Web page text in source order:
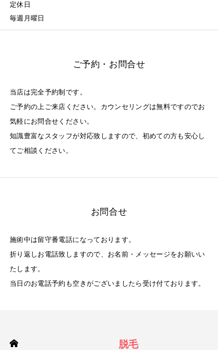
定休日
毎週月曜日
ご予約・お問合せ
当店は完全予約制です。
ご予約の上ご来店ください。カウンセリングは無料ですのでお
気軽にお問合せください。
知識豊富なスタッフが対応致しますので、初めての方も安心し
てご相談ください。
お問合せ
施術中は留守番電話になっております。
折り返しお電話致しますので、お名前・メッセージをお願いい
たします。
当日のお電話予約も空きがございましたら受け付ております。
脱毛